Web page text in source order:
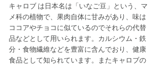
キャロブ は日本名は「いなご豆」という、マ
メ科の植物で、果肉自体に甘みがあり、味は
ココアやチョコに似ているのでそれらの代替
品などとして用いられます。カルシウム・鉄
分・食物繊維などを豊富に含んでおり、健康
食品として知られています。またキャロブの